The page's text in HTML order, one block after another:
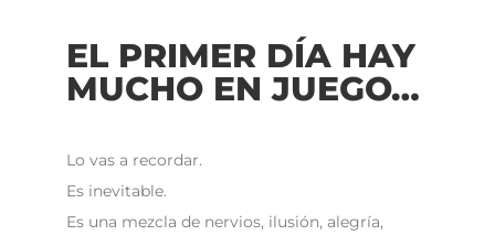
EL PRIMER DÍA HAY
MUCHO EN JUEGO…
Lo vas a recordar.
Es inevitable.
Es una mezcla de nervios, ilusión, alegría,